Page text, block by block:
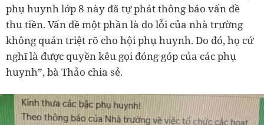
phụ huynh lớp 8 này đã tự phát thông báo vấn đề
thu tiền. Vấn đề một phần là do lỗi của nhà trường
không quán triệt rõ cho hội phụ huynh. Do đó, họ cứ
nghĩ là được quyền kêu gọi đóng góp của các phụ
huynh”, bà Thảo chia sẻ.